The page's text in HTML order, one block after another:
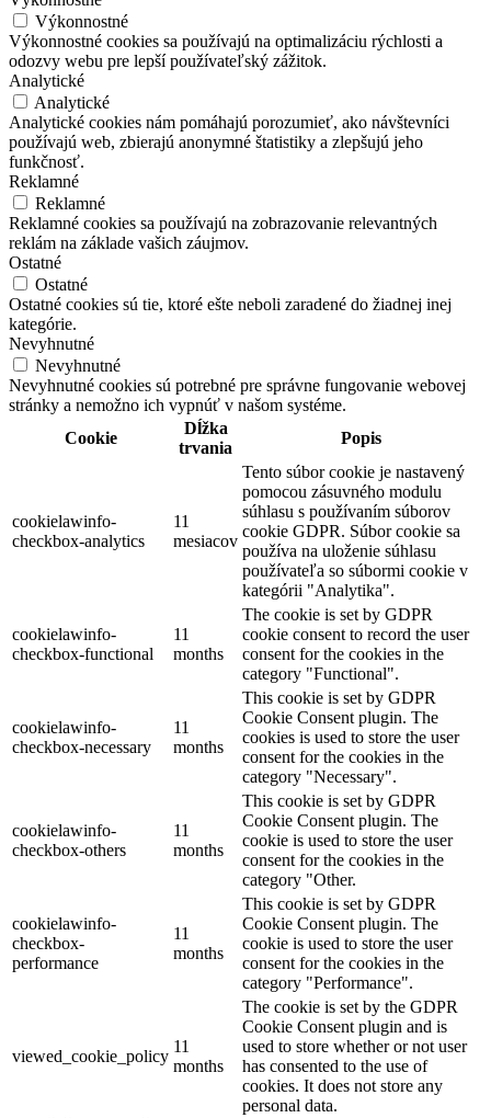
Výkonnostné
Výkonnostné cookies sa používajú na optimalizáciu rýchlosti a
odozvy webu pre lepší používateľský zážitok.
Analytické
Analytické
Analytické cookies nám pomáhajú porozumieť, ako návštevníci
používajú web, zbierajú anonymné štatistiky a zlepšujú jeho
funkčnosť.
Reklamné
Reklamné
Reklamné cookies sa používajú na zobrazovanie relevantných
reklám na základe vašich záujmov.
Ostatné
Ostatné
Ostatné cookies sú tie, ktoré ešte neboli zaradené do žiadnej inej
kategórie.
Nevyhnutné
Nevyhnutné
Nevyhnutné cookies sú potrebné pre správne fungovanie webovej
stránky a nemožno ich vypnúť v našom systéme.
Cookie
Dĺžka
trvania
Popis
cookielawinfo-
checkbox-analytics
11
mesiacov
Tento súbor cookie je nastavený
pomocou zásuvného modulu
súhlasu s používaním súborov
cookie GDPR. Súbor cookie sa
používa na uloženie súhlasu
používateľa so súbormi cookie v
kategórii "Analytika".
cookielawinfo-
checkbox-functional
11
months
The cookie is set by GDPR
cookie consent to record the user
consent for the cookies in the
category "Functional".
cookielawinfo-
checkbox-necessary
11
months
This cookie is set by GDPR
Cookie Consent plugin. The
cookies is used to store the user
consent for the cookies in the
category "Necessary".
cookielawinfo-
checkbox-others
11
months
This cookie is set by GDPR
Cookie Consent plugin. The
cookie is used to store the user
consent for the cookies in the
category "Other.
cookielawinfo-
checkbox-
performance
11
months
This cookie is set by GDPR
Cookie Consent plugin. The
cookie is used to store the user
consent for the cookies in the
category "Performance".
viewed_cookie_policy
11
months
The cookie is set by the GDPR
Cookie Consent plugin and is
used to store whether or not user
has consented to the use of
cookies. It does not store any
personal data.